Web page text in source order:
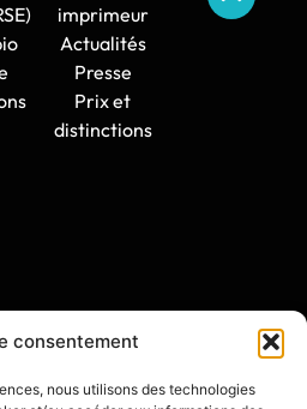
consentement
nous utilisons des technologies
imprimeur
Actualités
Presse
Prix et
distinctions